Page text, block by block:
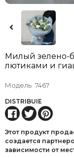
Милый зелено-
лютиками и
Модель 7467
DISTRIBUIE
Этот продукт
создается
зависимости от